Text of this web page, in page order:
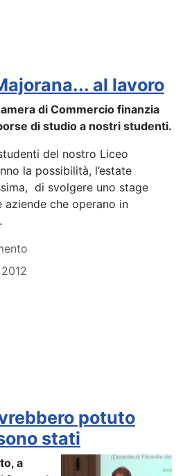
al lavoro
di Commercio finanzia
di studio a nostri studenti.
del nostro Liceo
la possibilità, l’estate
di svolgere uno stage
che operano in
potuto
stati
a